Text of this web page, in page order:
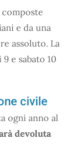
composte
e da una
assoluto. La
e sabato 10
civile
ogni anno al
devoluta